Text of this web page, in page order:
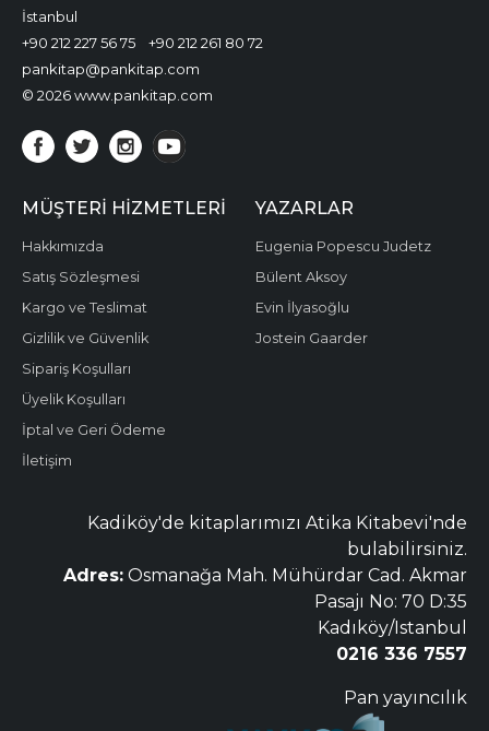
İstanbul
+90 212 227 56 75
+90 212 261 80 72
pankitap@pankitap.com
© 2026 www.pankitap.com
MÜŞTERI HIZMETLERI
Hakkımızda
Satış Sözleşmesi
Kargo ve Teslimat
Gizlilik ve Güvenlik
Sipariş Koşulları
Üyelik Koşulları
İptal ve Geri Ödeme
İletişim
YAZARLAR
Eugenia Popescu Judetz
Bülent Aksoy
Evin İlyasoğlu
Jostein Gaarder
Kadiköy'de kitaplarımızı Atika Kitabevi'nde
bulabilirsiniz.
Adres: Osmanağa Mah. Mühürdar Cad. Akmar
Pasajı No: 70 D:35
Kadıköy/Istanbul
0216 336 7557
Pan yayıncılık